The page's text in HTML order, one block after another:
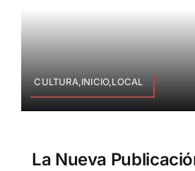
CULTURA,INICIO,LOCAL
La Nueva